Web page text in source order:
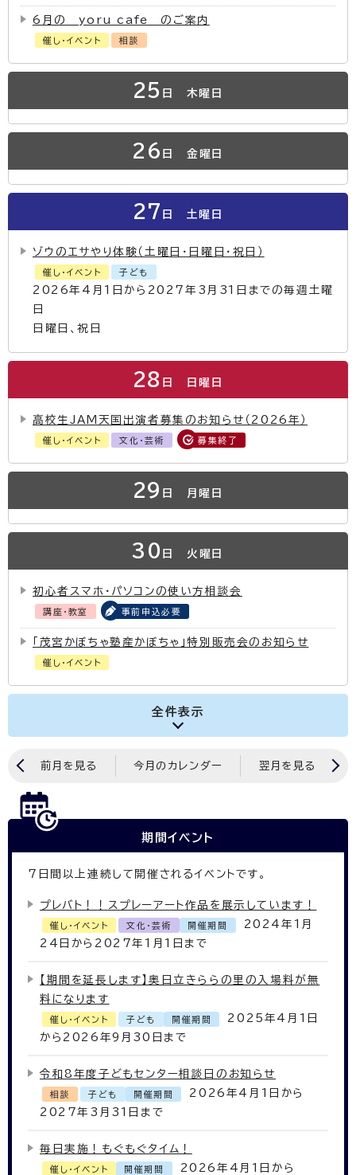
6月の yoru cafe のご案内
催し・イベント 相談
25 日 木曜日
26 日 金曜日
27 日 土曜日
ゾウのエサやり体験（土曜日・日曜日・祝日）
催し・イベント 子ども
2026年4月1日から2027年3月31日までの毎週土曜
日
日曜日、祝日
28 日 日曜日
高校生JAM天国出演者募集のお知らせ（2026年）
催し・イベント 文化・芸術 募集終了
29 日 月曜日
30 日 火曜日
初心者スマホ・パソコンの使い方相談会
講座・教室 事前申込必要
「茂宮かぼちゃ塾産かぼちゃ」特別販売会のお知らせ
催し・イベント
全件表示
前月を見る 今月のカレンダー 翌月を見る
期間イベント
7 日間以上連続して開催されるイベントです。
プレバト！！スプレーアート作品を展示しています！
催し・イベント 文化・芸術 開催期間
2024年1月
24日から2027年1月1日まで
【期間を延長します】奥日立きららの里の入場料が無
料になります
催し・イベント 子ども 開催期間
2025年4月1日
から2026年9月30日まで
令和8年度子どもセンター相談日のお知らせ
相談 子ども 開催期間
2026年4月1日から
2027年3月31日まで
毎日実施！もぐもぐタイム！
催し・イベント 開催期間
2026年4月1日から